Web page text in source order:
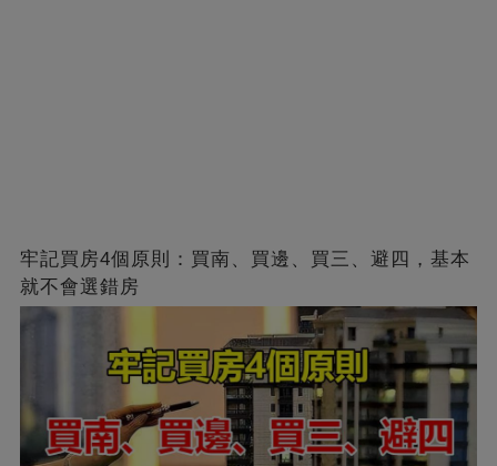
牢記買房4個原則：買南、買邊、買三、避四，基本
就不會選錯房